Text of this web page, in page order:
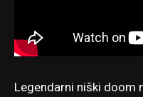
Legendarni niški doom